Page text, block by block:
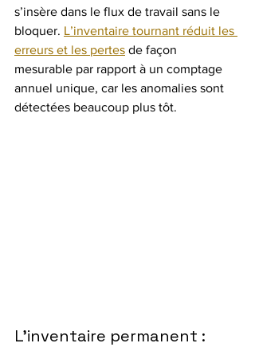
s’insère dans le flux de travail sans le
bloquer. L’inventaire tournant réduit les
erreurs et les pertes de façon
mesurable par rapport à un comptage
annuel unique, car les anomalies sont
détectées beaucoup plus tôt.
L’inventaire permanent :